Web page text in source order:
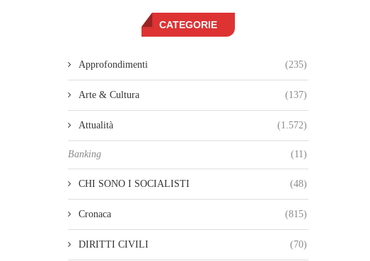
CATEGORIE
Approfondimenti (235)
Arte & Cultura (137)
Attualità (1.572)
Banking (11)
CHI SONO I SOCIALISTI (48)
Cronaca (815)
DIRITTI CIVILI (70)